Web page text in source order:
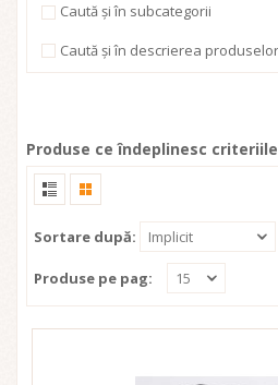
Caută și în subcategorii
Caută și în descrierea produselor
Produse ce îndeplinesc
Sortare după: Implicit
Produse pe pag: 15